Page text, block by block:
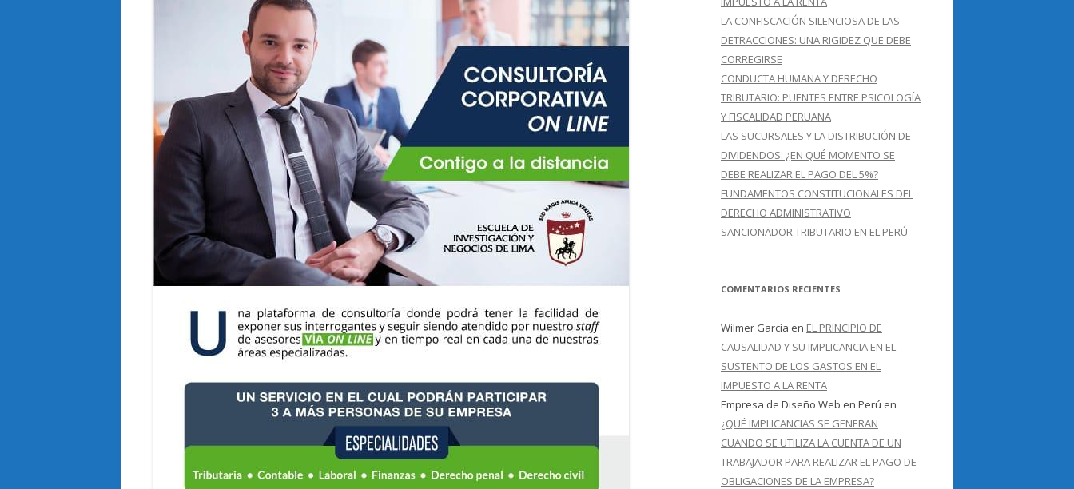
LA CONFISCACIÓN SILENCIOSA DE LAS
DETRACCIONES: UNA RIGIDEZ QUE DEBE
CORREGIRSE
CONDUCTA HUMANA Y DERECHO
TRIBUTARIO: PUENTES ENTRE PSICOLOGÍA
Y FISCALIDAD PERUANA
LAS SUCURSALES Y LA DISTRIBUCIÓN DE
DIVIDENDOS: ¿EN QUÉ MOMENTO SE
DEBE REALIZAR EL PAGO DEL 5%?
FUNDAMENTOS CONSTITUCIONALES DEL
DERECHO ADMINISTRATIVO
SANCIONADOR TRIBUTARIO EN EL PERÚ
COMENTARIOS RECIENTES
Wilmer García en EL PRINCIPIO DE
CAUSALIDAD Y SU IMPLICANCIA EN EL
SUSTENTO DE LOS GASTOS EN EL
IMPUESTO A LA RENTA
Empresa de Diseño Web en Perú en
¿QUÉ IMPLICANCIAS SE GENERAN
CUANDO SE UTILIZA LA CUENTA DE UN
TRABAJADOR PARA REALIZAR EL PAGO DE
OBLIGACIONES DE LA EMPRESA?